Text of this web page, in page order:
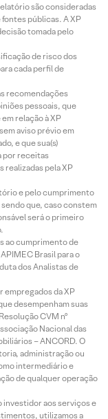
são consideradas
fontes públicas. A XP
tomada pelo
de risco dos
cada perfil de
recomendações
pessoais, que
relação à XP
aviso prévio em
e que sua(s)
por receitas
realizadas pela XP
e pelo cumprimento
que, caso constem
será o primeiro
ao cumprimento de
Brasil para o
dos Analistas de
empregados da XP
desempenham suas
CVM nº
Nacional das
– ANCORD. O
administração ou
intermediário e
de qualquer operação
investidor aos serviços e
utilizamos a